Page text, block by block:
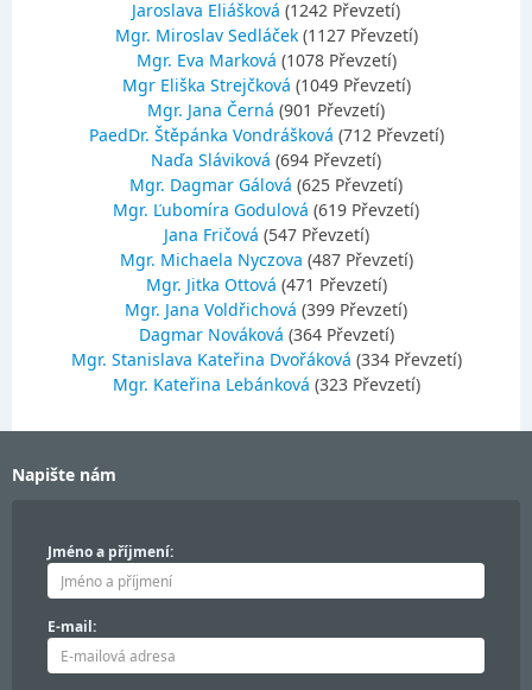
Jaroslava Eliášková (1242 Převzetí)
Mgr. Miroslav Sedláček (1127 Převzetí)
Mgr. Eva Marková (1078 Převzetí)
Mgr Eliška Strejčková (1049 Převzetí)
Mgr. Jana Černá (901 Převzetí)
PaedDr. Štěpánka Vondrášková (712 Převzetí)
Naďa Sláviková (694 Převzetí)
Mgr. Dagmar Gálová (625 Převzetí)
Mgr. Ľubomíra Godulová (619 Převzetí)
Jana Fričová (547 Převzetí)
Mgr. Michaela Nyczova (487 Převzetí)
Mgr. Jitka Ottová (471 Převzetí)
Mgr. Jana Voldřichová (399 Převzetí)
Dagmar Nováková (364 Převzetí)
Mgr. Stanislava Kateřina Dvořáková (334 Převzetí)
Mgr. Kateřina Lebánková (323 Převzetí)
Napište nám
Jméno a příjmení:
E-mail: